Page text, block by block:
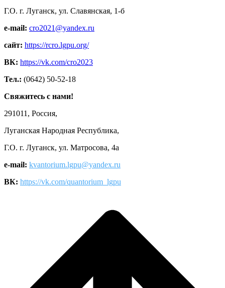
Г.О. г. Луганск, ул. Славянская, 1-б
e-mail: cro2021@yandex.ru
сайт: https://rcro.lgpu.org/
ВК: https://vk.com/cro2023
Тел.: (0642) 50-52-18
Свяжитесь с нами!
291011, Россия,
Луганская Народная Республика,
Г.О. г. Луганск, ул. Матросова, 4а
e-mail: kvantorium.lgpu@yandex.ru
ВК: https://vk.com/quantorium_lgpu